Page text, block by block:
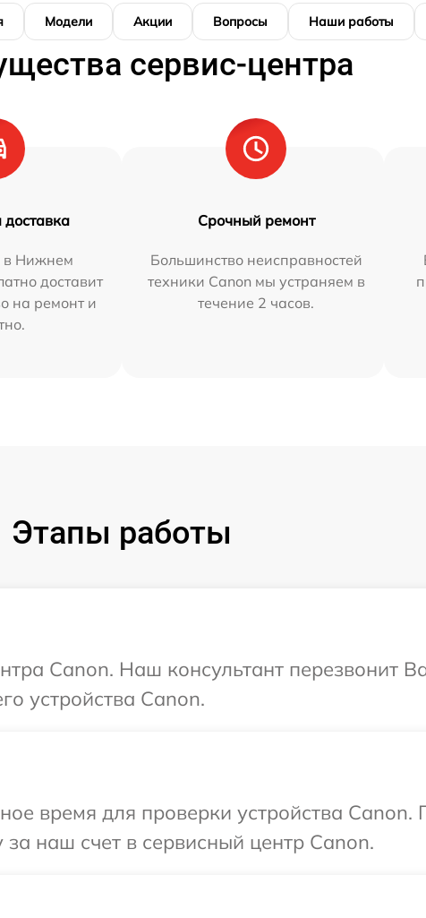
Модели Акции Вопросы Наши работы
сервис-центра
доставка
в Нижнем
доставит
на ремонт и
Срочный ремонт
Большинство неисправностей
техники Canon мы устраняем в
течение 2 часов.
Этапы работы
Canon. Наш консультант перезвонит
устройства Canon.
время для проверки устройства Canon.
наш счет в сервисный центр Canon.